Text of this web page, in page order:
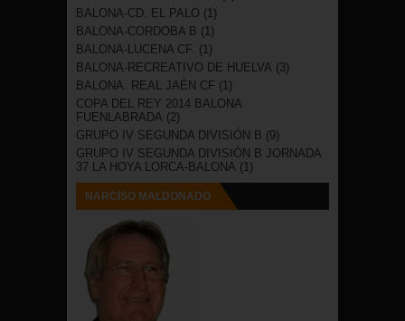
BALONA-CD. EL PALO (1)
BALONA-CORDOBA B (1)
BALONA-LUCENA CF. (1)
BALONA-RECREATIVO DE HUELVA (3)
BALONA. REAL JAÉN CF (1)
COPA DEL REY 2014 BALONA
FUENLABRADA (2)
GRUPO IV SEGUNDA DIVISIÓN B (9)
GRUPO IV SEGUNDA DIVISIÓN B JORNADA
37 LA HOYA LORCA-BALONA (1)
NARCISO MALDONADO